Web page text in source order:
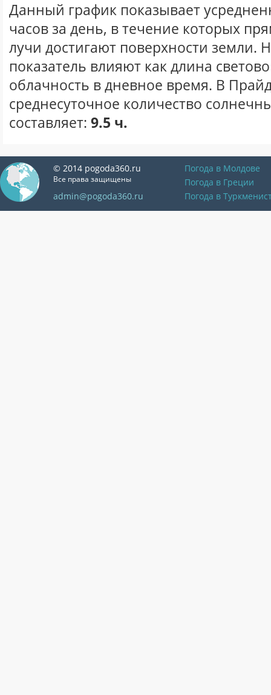
Данный график показывает
часов за день, в течение которых
лучи достигают поверхности земли.
показатель влияют как длина
облачность в дневное время. В
среднесуточное количество
составляет: 9.5 ч.
© 2014 pogoda360.ru
Все права защищены
admin@pogoda360.ru
Погода в Молдове
Погода в Греции
Погода в